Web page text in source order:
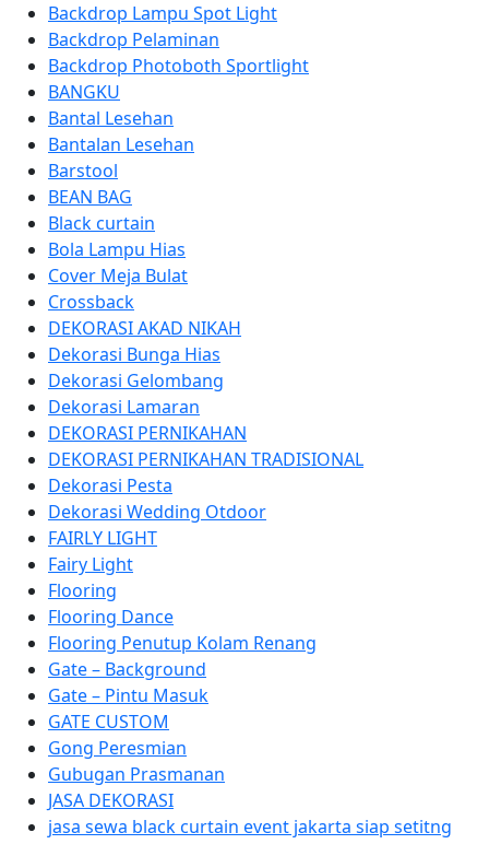
Backdrop Lampu Spot Light
Backdrop Pelaminan
Backdrop Photoboth Sportlight
BANGKU
Bantal Lesehan
Bantalan Lesehan
Barstool
BEAN BAG
Black curtain
Bola Lampu Hias
Cover Meja Bulat
Crossback
DEKORASI AKAD NIKAH
Dekorasi Bunga Hias
Dekorasi Gelombang
Dekorasi Lamaran
DEKORASI PERNIKAHAN
DEKORASI PERNIKAHAN TRADISIONAL
Dekorasi Pesta
Dekorasi Wedding Otdoor
FAIRLY LIGHT
Fairy Light
Flooring
Flooring Dance
Flooring Penutup Kolam Renang
Gate – Background
Gate – Pintu Masuk
GATE CUSTOM
Gong Peresmian
Gubugan Prasmanan
JASA DEKORASI
jasa sewa black curtain event jakarta siap setitng